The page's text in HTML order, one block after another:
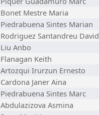
Bonet Mestre Maria
Piedrabuena Sintes Marian
Rodriguez Santandreu David
Liu Anbo
Flanagan Keith
Artozqui Irurzun Ernesto
Cardona Janer Aina
Piedrabuena Sintes Marc
Abdulazizova Asmina